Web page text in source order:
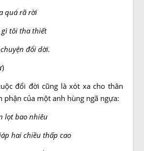
quá rã rời
gì tôi tha thiết
đổi dời.
đổi đời cũng là xót xa cho thân
phận của một anh hùng ngã ngựa:
bao nhiêu
hai chiều thấp cao